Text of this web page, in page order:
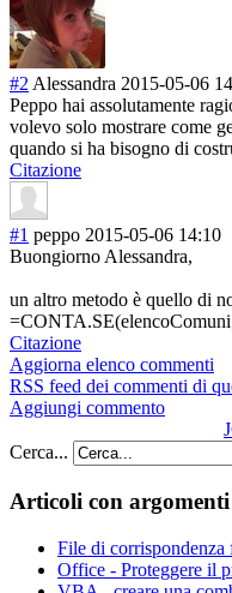
#2 Alessandra 2015-05-06
Peppo hai assolutamente
volevo solo mostrare come
quando si ha bisogno di
Citazione
#1 peppo 2015-05-06 14:10
Buongiorno Alessandra,
un altro metodo è quello di
Citazione
Aggiorna elenco commenti
RSS feed dei commenti di
Aggiungi commento
Cerca...
Articoli con
File di
Office - Proteggere il